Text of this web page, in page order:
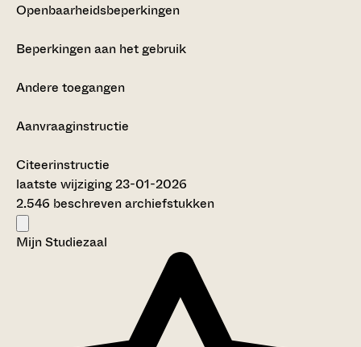
Openbaarheidsbeperkingen
Beperkingen aan het gebruik
Andere toegangen
Aanvraaginstructie
Citeerinstructie
laatste wijziging 23-01-2026
2.546 beschreven archiefstukken
Mijn Studiezaal